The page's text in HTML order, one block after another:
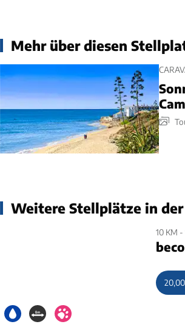
Mehr über diesen
Weitere Stellplätze in der
10 KM -